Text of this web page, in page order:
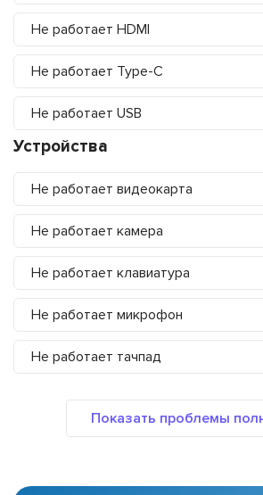
Не работает HDMI
Не работает Type-C
Не работает USB
Устройства
Не работает видеокарта
Не работает камера
Не работает клавиатура
Не работает микрофон
Не работает тачпад